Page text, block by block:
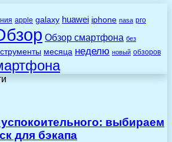
apple galaxy huawei iphone nasa pro
Обзор смартфона без
месяца неделю новый обзоров
выбираем
для бэкапа